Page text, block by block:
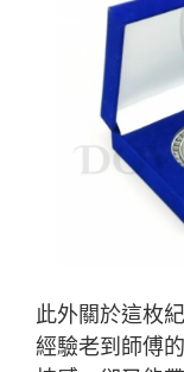
此外關於這枚
經驗老到師傅